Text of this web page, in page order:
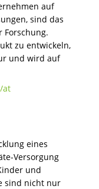
auf
sind das
Forschung.
zu entwickeln,
und wird auf
at
eines
Versorgung
und
sind nicht nur